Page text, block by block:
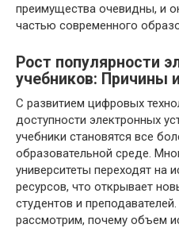
преимущества очевидны, и
частью современного
Рост популярности
учебников: Причины
С развитием цифровых
доступности электронных
учебники становятся все
образовательной среде.
университеты переходят на
ресурсов, что открывает
студентов и
рассмотрим, почему объем